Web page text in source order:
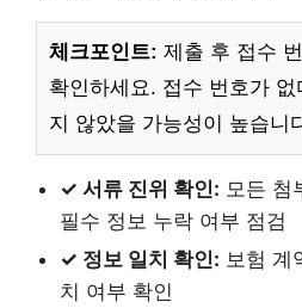
체크포인트: 제출 후 접수
확인하세요. 접수 번호가 없
지 않았을 가능성이 높습니
✓ 서류 진위 확인: 모든 첨
필수 정보 누락 여부 점검
✓ 정보 일치 확인: 보험 계
치 여부 확인